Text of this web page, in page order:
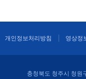
개인정보처리방침 영상정
충청북도 청주시 청원